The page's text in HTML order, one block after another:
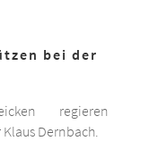
bei der
regieren
Dernbach.